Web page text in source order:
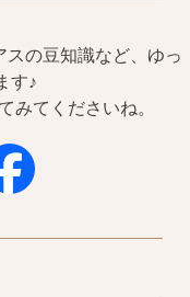
よる、相談実績
あり！
の豆知識など、ゆっ
す♪
みてくださいね。